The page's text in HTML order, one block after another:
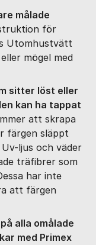
målade
för
Utomhustvätt
mögel med
sitter löst eller
kan ha tappat
att skrapa
färgen släppt
ljus och väder
träfibrer som
har inte
att färgen
alla omålade
med Primex